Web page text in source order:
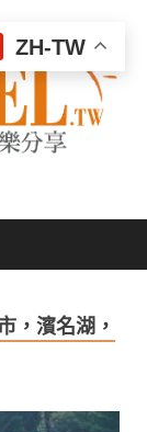
，濱名湖，
ZH-TW